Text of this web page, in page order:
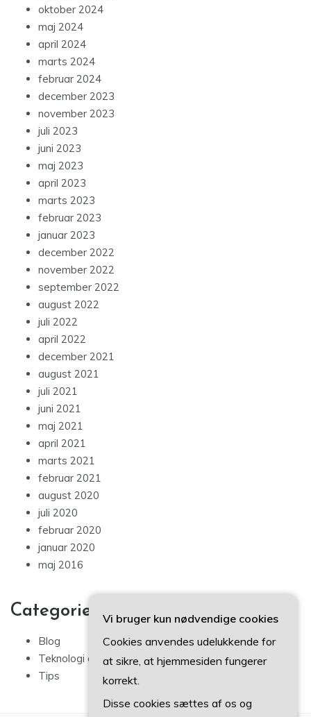
oktober 2024
maj 2024
april 2024
marts 2024
februar 2024
december 2023
november 2023
juli 2023
juni 2023
maj 2023
april 2023
marts 2023
februar 2023
januar 2023
december 2022
november 2022
september 2022
august 2022
juli 2022
april 2022
december 2021
august 2021
juli 2021
juni 2021
maj 2021
april 2021
marts 2021
februar 2021
august 2020
juli 2020
februar 2020
januar 2020
maj 2016
Categories
Blog
Teknologi og IT
Tips
Vi bruger kun nødvendige cookies
Cookies anvendes udelukkende for
at sikre, at hjemmesiden fungerer
korrekt.
Disse cookies sættes af os og